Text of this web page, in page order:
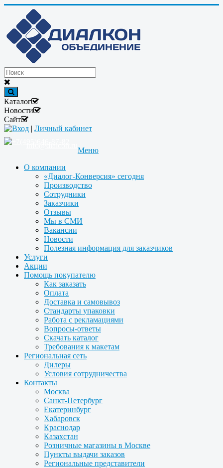
Каталог
Новости
Сайт
Вход | Личный кабинет
Меню
О компании
«Диалог-Конверсия» сегодня
Производство
Сотрудники
Заказчики
Отзывы
Мы в СМИ
Вакансии
Новости
Полезная информация для заказчиков
Услуги
Акции
Помощь покупателю
Как заказать
Оплата
Доставка и самовывоз
Стандарты упаковки
Работа с рекламациями
Вопросы-ответы
Скачать каталог
Требования к макетам
Региональная сеть
Дилеры
Условия сотрудничества
Контакты
Москва
Санкт-Петербург
Екатеринбург
Хабаровск
Краснодар
Казахстан
Розничные магазины в Москве
Пункты выдачи заказов
Региональные представители